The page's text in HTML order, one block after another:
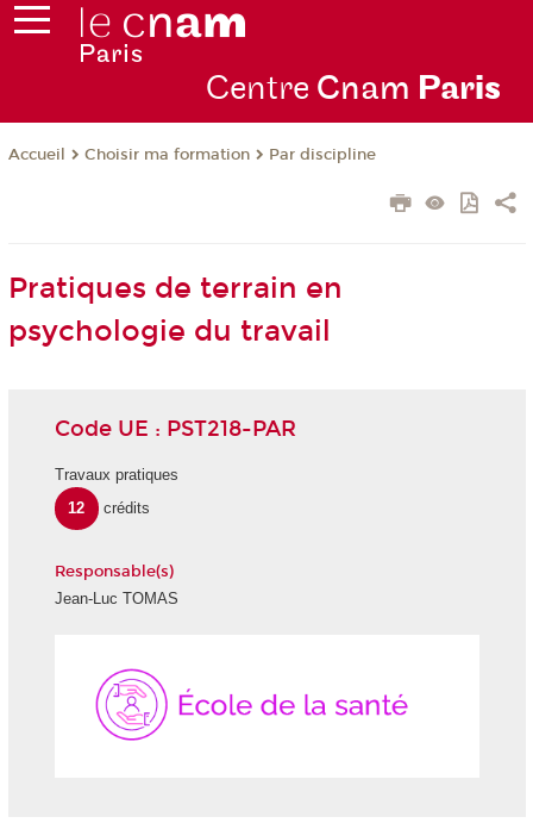
Centre Cnam Paris
Accueil Choisir ma formation Par discipline
Pratiques de terrain en
psychologie du travail
Code UE : PST218-PAR
Travaux pratiques
12
crédits
Responsable(s)
Jean-Luc TOMAS